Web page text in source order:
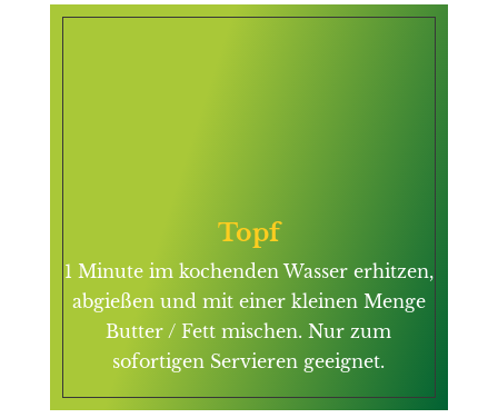
Topf
1 Minute im kochenden Wasser erhitzen,
abgießen und mit einer kleinen Menge
Butter / Fett mischen. Nur zum
sofortigen Servieren geeignet.